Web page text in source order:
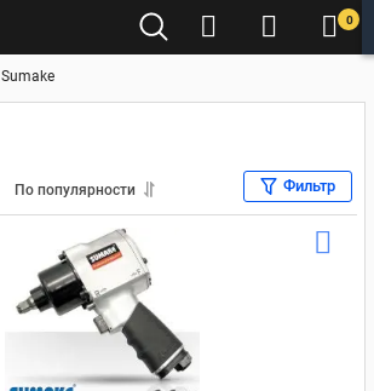
0
Sumake
По популярности Фильтр